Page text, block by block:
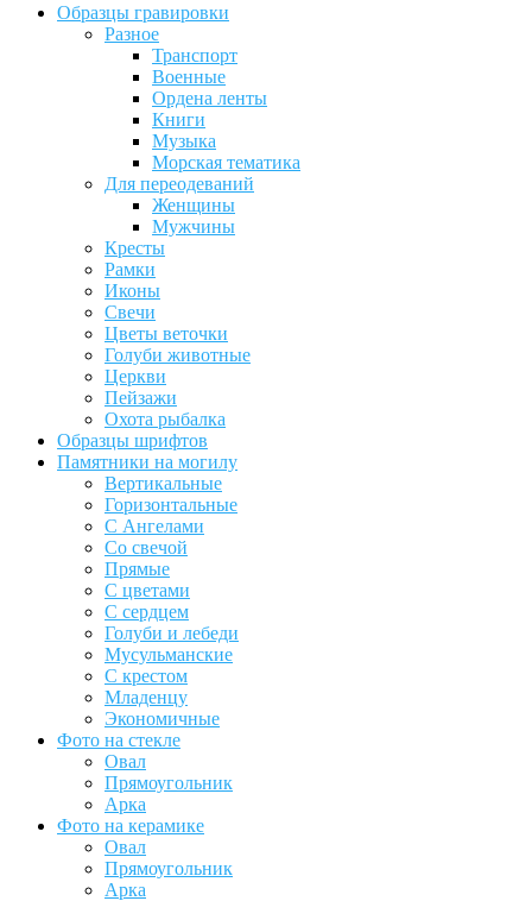
Образцы гравировки
Разное
Транспорт
Военные
Ордена ленты
Книги
Музыка
Морская тематика
Для переодеваний
Женщины
Мужчины
Кресты
Рамки
Иконы
Свечи
Цветы веточки
Голуби животные
Церкви
Пейзажи
Охота рыбалка
Образцы шрифтов
Памятники на могилу
Вертикальные
Горизонтальные
С Ангелами
Со свечой
Прямые
С цветами
С сердцем
Голуби и лебеди
Мусульманские
С крестом
Младенцу
Экономичные
Фото на стекле
Овал
Прямоугольник
Арка
Фото на керамике
Овал
Прямоугольник
Арка